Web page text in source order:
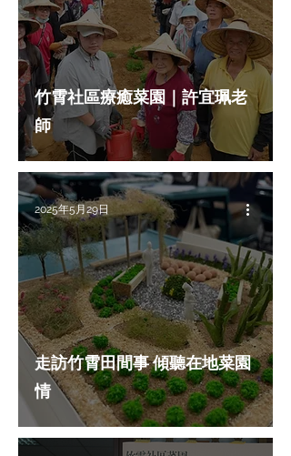
竹霄社區療癒菜園｜許宜珮老
師
走訪竹霄田間事 傾聽在地菜園
情
2025年5月29日